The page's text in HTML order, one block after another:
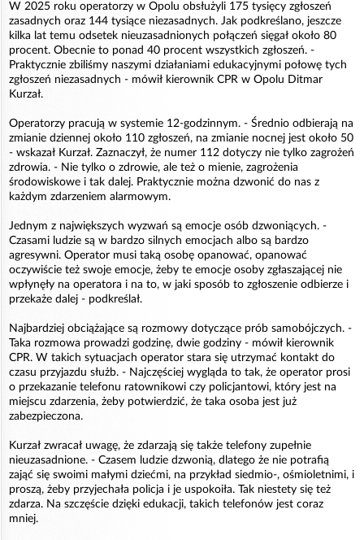
W 2025 roku operatorzy w Opolu obsłużyli 175 tysięcy zgłoszeń
zasadnych oraz 144 tysiące niezasadnych. Jak podkreślano, jeszcze
kilka lat temu odsetek nieuzasadnionych połączeń sięgał około 80
procent. Obecnie to ponad 40 procent wszystkich zgłoszeń. -
Praktycznie zbiliśmy naszymi działaniami edukacyjnymi połowę tych
zgłoszeń niezasadnych - mówił kierownik CPR w Opolu Ditmar
Kurzał.
Operatorzy pracują w systemie 12-godzinnym. - Średnio odbierają na
zmianie dziennej około 110 zgłoszeń, na zmianie nocnej jest około 50
- wskazał Kurzał. Zaznaczył, że numer 112 dotyczy nie tylko zagrożeń
zdrowia. - Nie tylko o zdrowie, ale też o mienie, zagrożenia
środowiskowe i tak dalej. Praktycznie można dzwonić do nas z
każdym zdarzeniem alarmowym.
Jednym z największych wyzwań są emocje osób dzwoniących. -
Czasami ludzie są w bardzo silnych emocjach albo są bardzo
agresywni. Operator musi taką osobę opanować, opanować
oczywiście też swoje emocje, żeby te emocje osoby zgłaszającej nie
wpłynęły na operatora i na to, w jaki sposób to zgłoszenie odbierze i
przekaże dalej - podkreślał.
Najbardziej obciążające są rozmowy dotyczące prób samobójczych. -
Taka rozmowa prowadzi godzinę, dwie godziny - mówił kierownik
CPR. W takich sytuacjach operator stara się utrzymać kontakt do
czasu przyjazdu służb. - Najczęściej wygląda to tak, że operator prosi
o przekazanie telefonu ratownikowi czy policjantowi, który jest na
miejscu zdarzenia, żeby potwierdzić, że taka osoba jest już
zabezpieczona.
Kurzał zwracał uwagę, że zdarzają się także telefony zupełnie
nieuzasadnione. - Czasem ludzie dzwonią, dlatego że nie potrafią
zająć się swoimi małymi dziećmi, na przykład siedmio-, ośmioletnimi, i
proszą, żeby przyjechała policja i je uspokoiła. Tak niestety się też
zdarza. Na szczęście dzięki edukacji, takich telefonów jest coraz
mniej.